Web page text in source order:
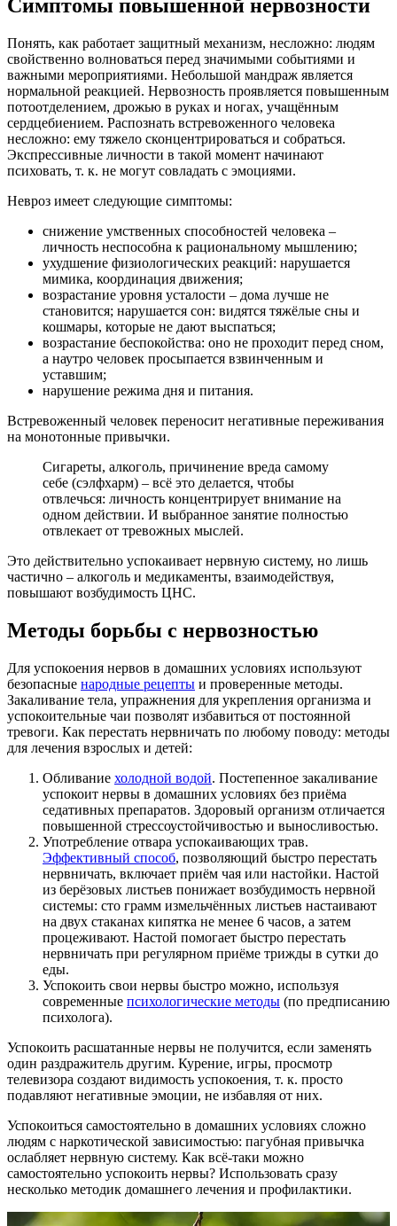
Симптомы повышенной нервозности
Понять, как работает защитный механизм, несложно: людям
свойственно волноваться перед значимыми событиями и
важными мероприятиями. Небольшой мандраж является
нормальной реакцией. Нервозность проявляется повышенным
потоотделением, дрожью в руках и ногах, учащённым
сердцебиением. Распознать встревоженного человека
несложно: ему тяжело сконцентрироваться и собраться.
Экспрессивные личности в такой момент начинают
психовать, т. к. не могут совладать с эмоциями.
Невроз имеет следующие симптомы:
снижение умственных способностей человека –
личность неспособна к рациональному мышлению;
ухудшение физиологических реакций: нарушается
мимика, координация движения;
возрастание уровня усталости – дома лучше не
становится; нарушается сон: видятся тяжёлые сны и
кошмары, которые не дают выспаться;
возрастание беспокойства: оно не проходит перед сном,
а наутро человек просыпается взвинченным и
уставшим;
нарушение режима дня и питания.
Встревоженный человек переносит негативные переживания
на монотонные привычки.
Сигареты, алкоголь, причинение вреда самому
себе (сэлфхарм) – всё это делается, чтобы
отвлечься: личность концентрирует внимание на
одном действии. И выбранное занятие полностью
отвлекает от тревожных мыслей.
Это действительно успокаивает нервную систему, но лишь
частично – алкоголь и медикаменты, взаимодействуя,
повышают возбудимость ЦНС.
Методы борьбы с нервозностью
Для успокоения нервов в домашних условиях используют
безопасные народные рецепты и проверенные методы.
Закаливание тела, упражнения для укрепления организма и
успокоительные чаи позволят избавиться от постоянной
тревоги. Как перестать нервничать по любому поводу: методы
для лечения взрослых и детей:
Обливание холодной водой. Постепенное закаливание
успокоит нервы в домашних условиях без приёма
седативных препаратов. Здоровый организм отличается
повышенной стрессоустойчивостью и выносливостью.
Употребление отвара успокаивающих трав.
Эффективный способ, позволяющий быстро перестать
нервничать, включает приём чая или настойки. Настой
из берёзовых листьев понижает возбудимость нервной
системы: сто грамм измельчённых листьев настаивают
на двух стаканах кипятка не менее 6 часов, а затем
процеживают. Настой помогает быстро перестать
нервничать при регулярном приёме трижды в сутки до
еды.
Успокоить свои нервы быстро можно, используя
современные психологические методы (по предписанию
психолога).
Успокоить расшатанные нервы не получится, если заменять
один раздражитель другим. Курение, игры, просмотр
телевизора создают видимость успокоения, т. к. просто
подавляют негативные эмоции, не избавляя от них.
Успокоиться самостоятельно в домашних условиях сложно
людям с наркотической зависимостью: пагубная привычка
ослабляет нервную систему. Как всё-таки можно
самостоятельно успокоить нервы? Использовать сразу
несколько методик домашнего лечения и профилактики.